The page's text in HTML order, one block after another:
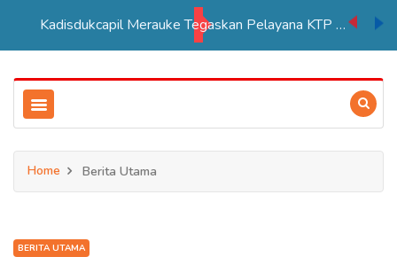
Kadisdukcapil Merauke Tegaskan Pelayana KTP Sesuai SOP
Home Berita Utama
BERITA UTAMA